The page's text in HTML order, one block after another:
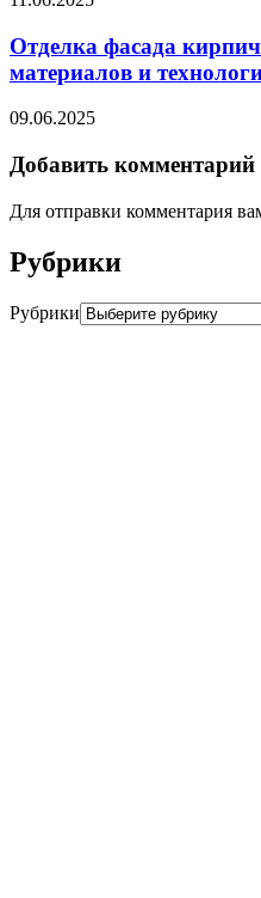
Отделка фасада
материалов и
09.06.2025
Добавить комментарий
Для отправки комментария
Рубрики
Рубрики